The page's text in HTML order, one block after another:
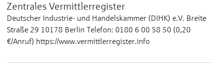
Zentrales Vermittlerregister
Deutscher Industrie- und Handelskammer (DIHK) e.V. Breite
Straße 29 10178 Berlin Telefon: 0180 6 00 58 50 (0,20
€/Anruf) https://www.vermittlerregister.info